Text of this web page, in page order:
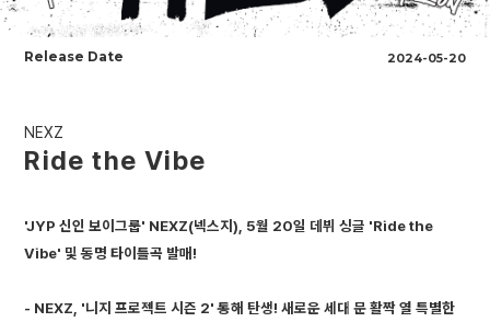
Release Date 2024-05-20
NEXZ
Ride the Vibe
'JYP 신인 보이그룹' NEXZ(넥스지), 5월 20일 데뷔 싱글 'Ride the
Vibe' 및 동명 타이틀곡 발매!
- NEXZ, '니지 프로젝트 시즌 2' 통해 탄생! 새로운 세대 문 활짝 열 특별한